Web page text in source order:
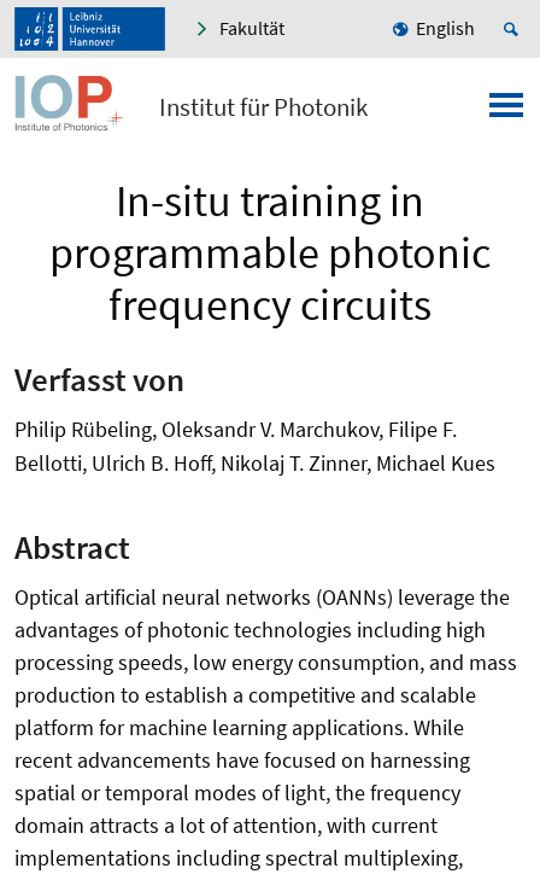
Fakultät English
Institut für Photonik
In-situ training in
programmable photonic
frequency circuits
Verfasst von
Philip Rübeling, Oleksandr V. Marchukov, Filipe F.
Bellotti, Ulrich B. Hoff, Nikolaj T. Zinner, Michael Kues
Abstract
Optical artificial neural networks (OANNs) leverage the
advantages of photonic technologies including high
processing speeds, low energy consumption, and mass
production to establish a competitive and scalable
platform for machine learning applications. While
recent advancements have focused on harnessing
spatial or temporal modes of light, the frequency
domain attracts a lot of attention, with current
implementations including spectral multiplexing,